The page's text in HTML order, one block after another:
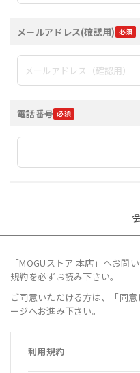
メールアドレス(確認用)
電話番号
「MOGUストア 本店」へお問
規約を必ずお読み下さい。
ご同意いただける方は、「同
ージへお進み下さい。
利用規約